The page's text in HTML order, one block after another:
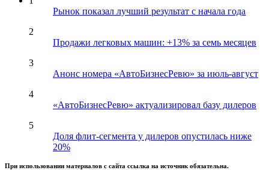
Рынок показал лучший результат с начала года
2
Продажи легковых машин: +13% за семь месяцев
3
Анонс номера «АвтоБизнесРевю» за июль-август
4
«АвтоБизнесРевю» актуализировал базу дилеров
5
Доля флит-сегмента у дилеров опустилась ниже
20%
При использовании материалов с сайта ссылка на источник обязательна.